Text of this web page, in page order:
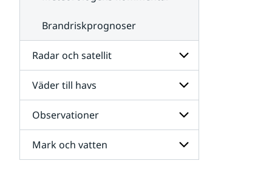
Brandriskprognoser
Radar och satellit
Undersidor
för
Radar
och
satellit
Väder till havs
Undersidor
för
Väder
till
havs
Observationer
Undersidor
för
Mark och vatten